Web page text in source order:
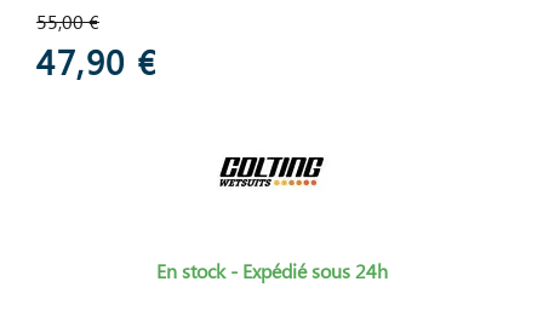
55,00 €
47,90 €
En stock - Expédié sous 24h